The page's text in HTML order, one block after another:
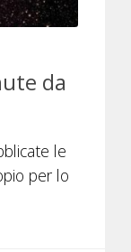
da
le
per lo